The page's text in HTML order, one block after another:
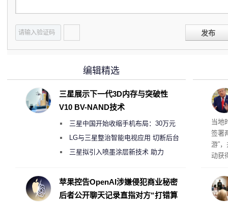
发布
育
当地
签署
游”
动获
育
行动
编辑精选
三星展示下一代3D内存与突破性
V10 BV-NAND技术
三星中国开始收缩手机布局：30万元
月销售额不达标门店 将被逐步清退
LG与三星整治智能电视应用 切断后台
偷偷共享带宽的违规行为
三星拟引入喷墨涂层新技术 助力
度
苹果控告OpenAI涉嫌侵犯商业秘密
后者公开聊天记录直指对方“打错算